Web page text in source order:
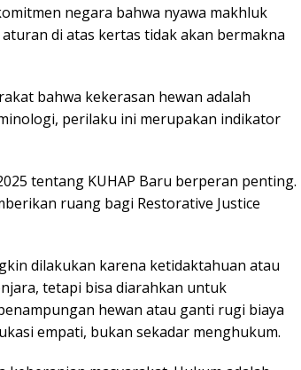
negara bahwa nyawa makhluk
di atas kertas tidak akan bermakna
bahwa kekerasan hewan adalah
perilaku ini merupakan indikator
tentang KUHAP Baru berperan penting.
ruang bagi Restorative Justice
dilakukan karena ketidaktahuan atau
tetapi bisa diarahkan untuk
hewan atau ganti rugi biaya
empati, bukan sekadar menghukum.